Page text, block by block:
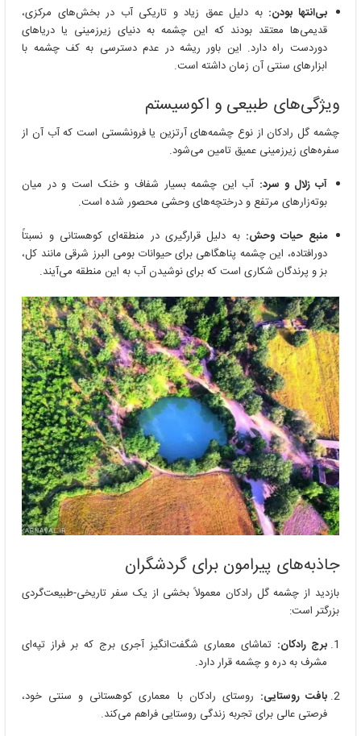
بی‌انتها بودن: به دلیل عمق زیاد و تاریکی آب در بخش‌های مرکزی،
قدیمی‌ها معتقد بودند که این چشمه به دنیای زیرزمینی یا دریاهای
دوردست راه دارد. این باور ریشه در عدم دسترسی به کف چشمه با
ابزارهای سنتی آن زمان داشته است.
ویژگی‌های طبیعی و اکوسیستم
چشمه گل رادکان از نوع چشمه‌های آرتزین یا فرونشستی است که آب آن از
سفره‌های زیرزمینی عمیق تامین می‌شود.
آب زلال و سرد: آب این چشمه بسیار شفاف و خنک است و در میان
بوته‌زارهای مرتفع و درختچه‌های وحشی محصور شده است.
منبع حیات وحش: به دلیل قرارگیری در منطقه‌ای کوهستانی و نسبتاً
دورافتاده، این چشمه پناهگاهی برای حیوانات بومی البرز شرقی مانند کل،
بز و پرندگان شکاری است که برای نوشیدن آب به این منطقه می‌آیند.
جاذبه‌های پیرامون برای گردشگران
بازدید از چشمه گل رادکان معمولاً بخشی از یک سفر تاریخی-طبیعت‌گردی
بزرگتر است:
برج رادکان: تماشای معماری شگفت‌انگیز آجری برج که بر فراز تپه‌ای
مشرف به دره و چشمه قرار دارد.
بافت روستایی: روستای رادکان با معماری کوهستانی و سنتی خود،
فرصتی عالی برای تجربه زندگی روستایی فراهم می‌کند.